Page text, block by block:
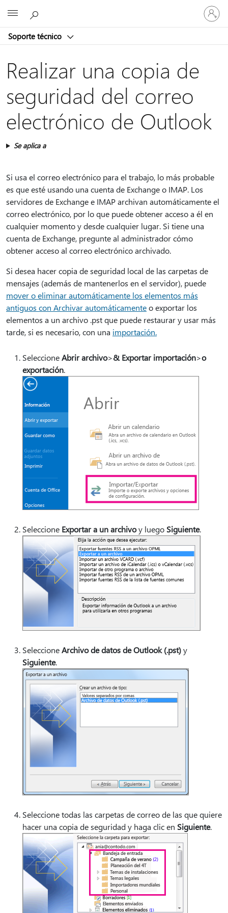
Soporte técnico
Iniciar
sesión
en
cuenta
Realizar una copia de
seguridad del correo
electrónico de Outlook
Se aplica a
Si usa el correo electrónico para el trabajo, lo más probable
es que esté usando una cuenta de Exchange o IMAP. Los
servidores de Exchange e IMAP archivan automáticamente el
correo electrónico, por lo que puede obtener acceso a él en
cualquier momento y desde cualquier lugar. Si tiene una
cuenta de Exchange, pregunte al administrador cómo
obtener acceso al correo electrónico archivado.
Si desea hacer copia de seguridad local de las carpetas de
mensajes (además de mantenerlos en el servidor), puede
mover o eliminar automáticamente los elementos más
antiguos con Archivar automáticamenteo exportar los
elementos a un archivo .pst que puede restaurar y usar más
tarde, si es necesario, con una importación.
SeleccioneAbrir archivo>& Exportar importación>o
exportación.
Seleccione Exportar a un archivoy luego Siguiente.
SeleccioneArchivo de datos de Outlook (.pst)y
Siguiente.
Seleccione todas las carpetas de correo de las que quiere
hacer una copia de seguridad y haga clic en Siguiente.